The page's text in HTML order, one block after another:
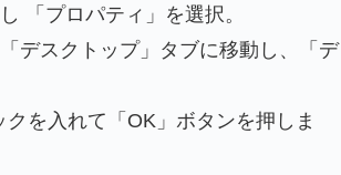
「プロパティ」を選択。
デスクトップ」タブに移動し、「デ
を入れて「OK」ボタンを押しま